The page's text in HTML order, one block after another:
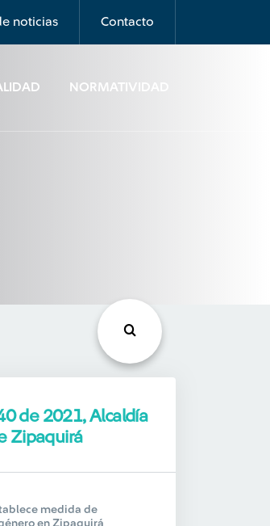
noticias Contacto
NORMATIVIDAD
de 2021, Alcaldía
Zipaquirá
medida de
en Zipaquirá